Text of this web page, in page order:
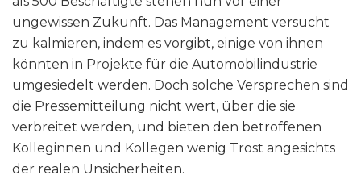
ungewissen Zukunft. Das Management versucht
zu kalmieren, indem es vorgibt, einige von ihnen
könnten in Projekte für die Automobilindustrie
umgesiedelt werden. Doch solche Versprechen sind
die Pressemitteilung nicht wert, über die sie
verbreitet werden, und bieten den betroffenen
Kolleginnen und Kollegen wenig Trost angesichts
der realen Unsicherheiten.